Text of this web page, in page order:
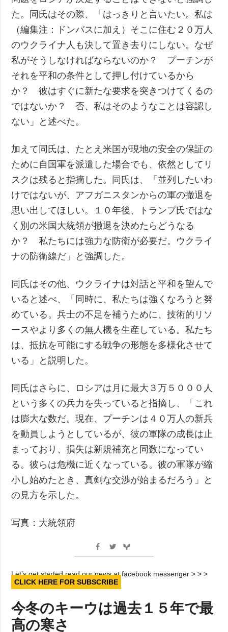
た。同氏はその際、「はっきりと言いたい。私は
（編集注：ドンバスに加え）そこに住む２０万人
のウクライナ人も決して置き去りにしない。なぜ
私がそうしなければならないのか？ プーチンが
それを平和の条件として押し付けているから
か？ 彼はすぐに新たな要求を突きつけてくるの
ではないか？ 否、私はそのようなことは容認し
ない」と述べた。
加えて同氏は、たとえ米国が現地の安全の保証の
ために自国軍を派遣した場合でも、依然としてリ
スクは残ると指摘した。同氏は、「並列したいわ
けではないが、アフガニスタンからの軍の撤退を
思い出してほしい。１０年後、トランプ氏ではな
く別の米国大統領が撤退を決めたらどうなる
か？ 私たちには強力な防衛が必要だ。ウクライ
ナの防衛線だ」と強調した。
同氏はその他、ウクライナは対話と平和を望んで
いると述べ、「同時に、私たちは強くなろうと努
めている。兵士の不足を補うために、技術的リソ
ースやより多くの無人機を生産している。私たち
は、抵抗を可能にする戦争の形態を多様化させて
いる」と説明した。
同氏はさらに、ロシアは月に最大３万５０００人
という多くの兵力を失っていると指摘し、「これ
は膨大な数だ。現在、プーチンは４０万人の新兵
を動員しようとしているが、彼の軍隊の成長は止
まっており、損失は新規補充と同数になってい
る。彼らは危機に近くなっている。彼の軍隊が縮
小し始めたとき、真剣な交渉が始まるだろう」と
の見方を示した。
写真：大統領府
Let’s get started read our news at facebook messenger > > >
CLICK HERE FOR SUBSCRIBE
今冬のキーウは過去１５年で最
高の寒さ